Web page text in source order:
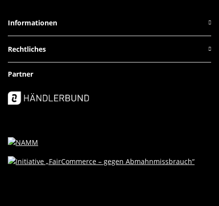
Informationen
Rechtliches
Partner